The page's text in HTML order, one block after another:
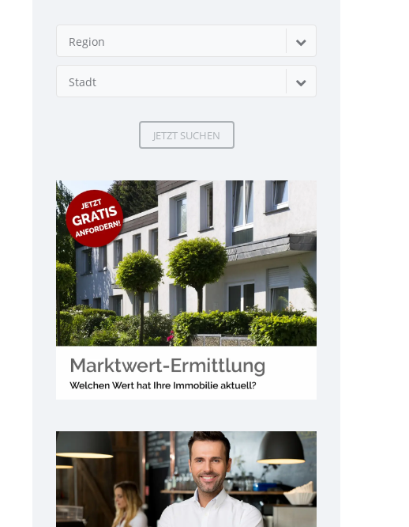
Region
Stadt
JETZT SUCHEN